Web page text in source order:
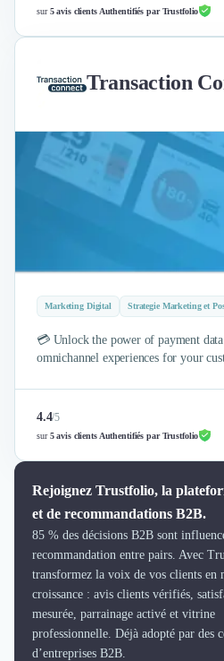
Nettoyage & Ménage
Clubs & Réseaux Professionnels
sur5 avis clients Authentifiés par Trustfolio
Transaction
Marketing Digital Strategie Marketing et
💳 Unlock the power of payment
omnichannel experiences for your
4.4/5
sur5 avis clients Authentifiés par Trustfolio
Rejoignez Trustfolio, la
et de recommandations B2B.
85 % des décisions B2B sont
recommandation entre pairs. Avec
transformez la voix de vos clients en
croissance : avis clients vérifiés,
mesurée, parrainage activé et vitrine
professionnelle. Déjà adopté par des
d’entreprises B2B.